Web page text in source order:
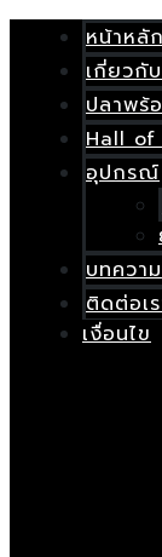
content
หน้าหลั
เกี่ยวกับ
ปลาพร้
Hall of
อุปกรณ์
บทความ
ติดต่อเ
เงื่อนไข